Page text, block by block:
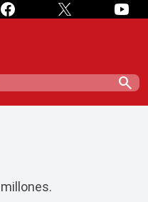
search